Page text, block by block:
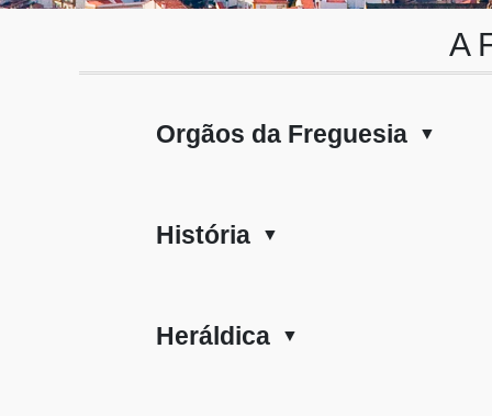
A
Orgãos da Freguesia ▼
História ▼
Heráldica ▼